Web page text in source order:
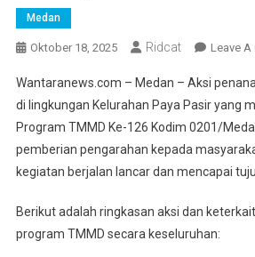
Medan
Oktober 18, 2025 Ridcat Leave A
Wantaranews.com – Medan – Aksi
di lingkungan Kelurahan Paya Pasir yang
Program TMMD Ke-126 Kodim 0201/
pemberian pengarahan kepada
kegiatan berjalan lancar dan mencapai
Berikut adalah ringkasan aksi dan
program TMMD secara keseluruhan: